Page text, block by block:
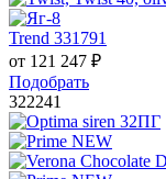
Trend 331791
от 121 247 ₽
Подобрать
322241